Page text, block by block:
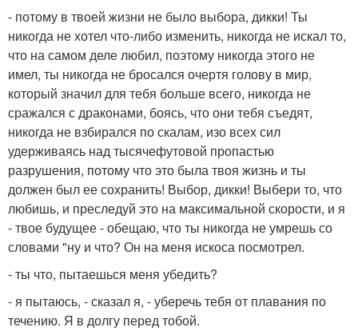
- потому в твоей жизни не было выбора, дикки! Ты
никогда не хотел что-либо изменить, никогда не искал то,
что на самом деле любил, поэтому никогда этого не
имел, ты никогда не бросался очертя голову в мир,
который значил для тебя больше всего, никогда не
сражался с драконами, боясь, что они тебя съедят,
никогда не взбирался по скалам, изо всех сил
удерживаясь над тысячефутовой пропастью
разрушения, потому что это была твоя жизнь и ты
должен был ее сохранить! Выбор, дикки! Выбери то, что
любишь, и преследуй это на максимальной скорости, и я
- твое будущее - обещаю, что ты никогда не умрешь со
словами "ну и что? Он на меня искоса посмотрел.
- ты что, пытаешься меня убедить?
- я пытаюсь, - сказал я, - уберечь тебя от плавания по
течению. Я в долгу перед тобой.